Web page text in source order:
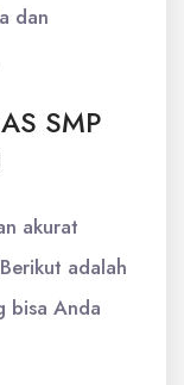
dan
SMP
akurat
adalah
bisa Anda